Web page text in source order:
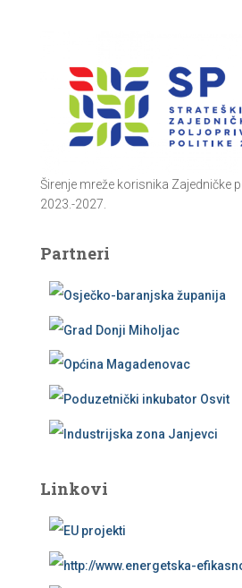
Širenje mreže korisnika Zajedničke
2023.-2027.
Partneri
Linkovi